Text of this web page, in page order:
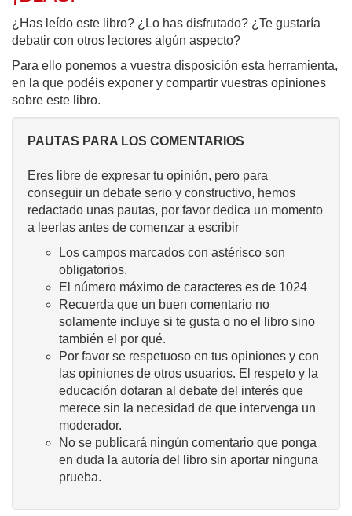
¿Has leído este libro? ¿Lo has disfrutado? ¿Te gustaría
debatir con otros lectores algún aspecto?
Para ello ponemos a vuestra disposición esta herramienta,
en la que podéis exponer y compartir vuestras opiniones
sobre este libro.
PAUTAS PARA LOS COMENTARIOS
Eres libre de expresar tu opinión, pero para
conseguir un debate serio y constructivo, hemos
redactado unas pautas, por favor dedica un momento
a leerlas antes de comenzar a escribir
Los campos marcados con astérisco son
obligatorios.
El número máximo de caracteres es de 1024
Recuerda que un buen comentario no
solamente incluye si te gusta o no el libro sino
también el por qué.
Por favor se respetuoso en tus opiniones y con
las opiniones de otros usuarios. El respeto y la
educación dotaran al debate del interés que
merece sin la necesidad de que intervenga un
moderador.
No se publicará ningún comentario que ponga
en duda la autoría del libro sin aportar ninguna
prueba.